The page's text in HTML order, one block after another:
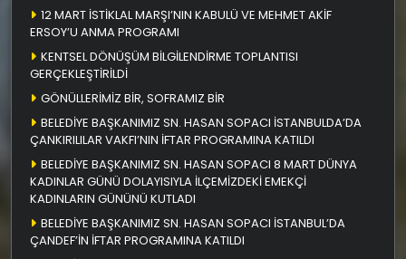
12 MART İSTİKLAL MARŞI’NIN KABULÜ VE MEHMET AKİF
ERSOY’U ANMA PROGRAMI
KENTSEL DÖNÜŞÜM BİLGİLENDİRME TOPLANTISI
GERÇEKLEŞTİRİLDİ
GÖNÜLLERİMİZ BİR, SOFRAMIZ BİR
BELEDİYE BAŞKANIMIZ SN. HASAN SOPACI İSTANBULDA’DA
ÇANKIRILILAR VAKFI’NIN İFTAR PROGRAMINA KATILDI
BELEDİYE BAŞKANIMIZ SN. HASAN SOPACI 8 MART DÜNYA
KADINLAR GÜNÜ DOLAYISIYLA İLÇEMİZDEKİ EMEKÇİ
KADINLARIN GÜNÜNÜ KUTLADI
BELEDİYE BAŞKANIMIZ SN. HASAN SOPACI İSTANBUL’DA
ÇANDEF’İN İFTAR PROGRAMINA KATILDI